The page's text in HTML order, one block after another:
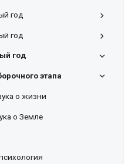
год
год
год
этапа
о жизни
о Земле